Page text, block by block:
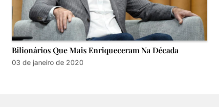
Bilionários Que Mais Enriqueceram Na Década
03 de janeiro de 2020